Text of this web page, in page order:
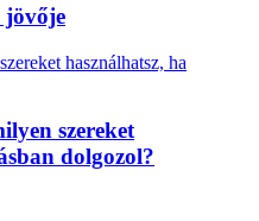
jövője
szereket
dolgozol?